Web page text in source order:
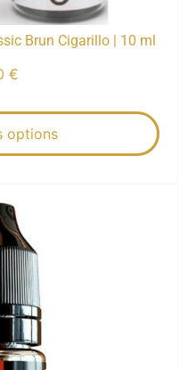
Brun Cigarillo | 10 ml
€
options